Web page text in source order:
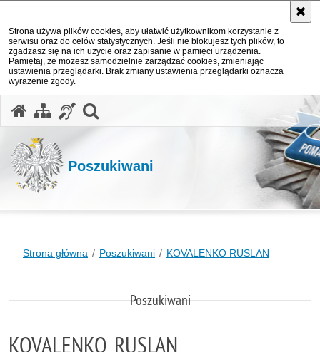
Strona używa plików cookies, aby ułatwić użytkownikom korzystanie z
serwisu oraz do celów statystycznych. Jeśli nie blokujesz tych plików, to
zgadzasz się na ich użycie oraz zapisanie w pamięci urządzenia.
Pamiętaj, że możesz samodzielnie zarządzać cookies, zmieniając
ustawienia przeglądarki. Brak zmiany ustawienia przeglądarki oznacza
wyrażenie zgody.
Poszukiwani
Strona główna Poszukiwani KOVALENKO RUSLAN
Poszukiwani
KOVALENKO RUSLAN